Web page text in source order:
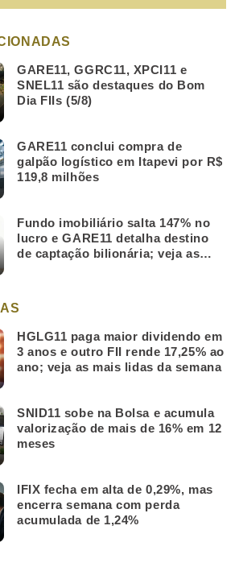
GARE11, GGRC11, XPCI11 e
SNEL11 são destaques do Bom
Dia FIIs (5/8)
GARE11 conclui compra de
galpão logístico em Itapevi por R$
119,8 milhões
Fundo imobiliário salta 147% no
lucro e GARE11 detalha destino
de captação bilionária; veja as
HGLG11 paga maior dividendo em
3 anos e outro FII rende 17,25% ao
ano; veja as mais lidas da semana
SNID11 sobe na Bolsa e acumula
valorização de mais de 16% em 12
meses
IFIX fecha em alta de 0,29%, mas
encerra semana com perda
acumulada de 1,24%